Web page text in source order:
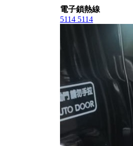
電子鎖熱線
5114 5114